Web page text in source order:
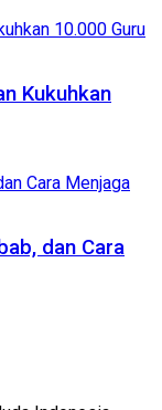
Kukuhkan
dan Cara